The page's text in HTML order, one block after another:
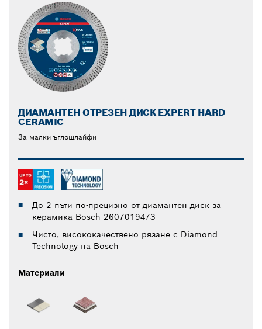
ДИАМАНТЕН ОТРЕЗЕН ДИСК EXPERT HARD
CERAMIC
За малки ъглошлайфи
До 2 пъти по-прецизно от диамантен диск за
керамика Bosch 2607019473
Чисто, висококачествено рязане с Diamond
Technology на Bosch
Материали